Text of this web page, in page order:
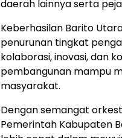
daerah lainnya serta
Keberhasilan Barito
penurunan tingkat
kolaborasi, inovasi, dan
pembangunan mampu
masyarakat.
Dengan semangat
Pemerintah Kabupaten